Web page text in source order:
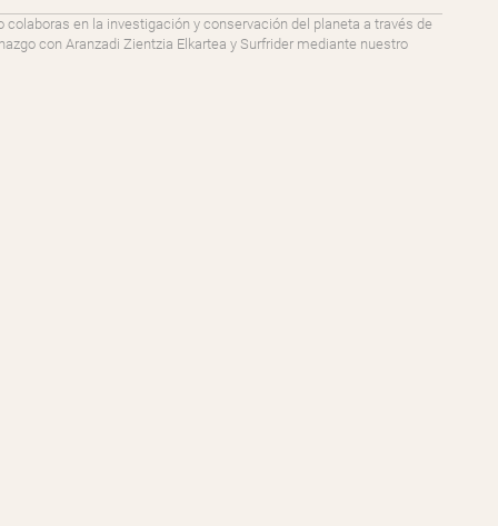
en la investigación y conservación del planeta a través de
con Aranzadi Zientzia Elkartea y Surfrider mediante nuestro